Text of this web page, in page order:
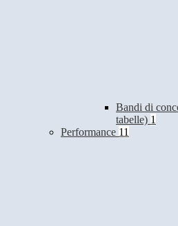
Bandi di
tabelle) 1
Performance 11